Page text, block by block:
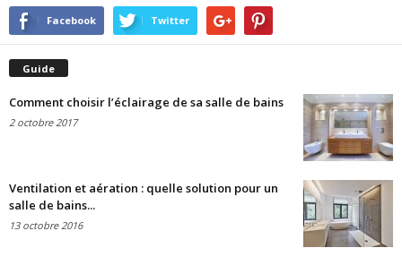
Facebook Twitter
Guide
Comment choisir l’éclairage de sa salle de bains
2 octobre 2017
Ventilation et aération : quelle solution pour un
salle de bains...
13 octobre 2016